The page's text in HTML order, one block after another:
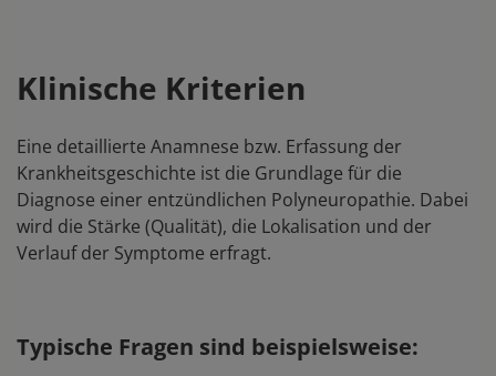
Klinische Kriterien
Eine detaillierte Anamnese bzw. Erfassung der
Krankheitsgeschichte ist die Grundlage für die
Diagnose einer entzündlichen Polyneuropathie. Dabei
wird die Stärke (Qualität), die Lokalisation und der
Verlauf der Symptome erfragt.
Typische Fragen sind beispielsweise: